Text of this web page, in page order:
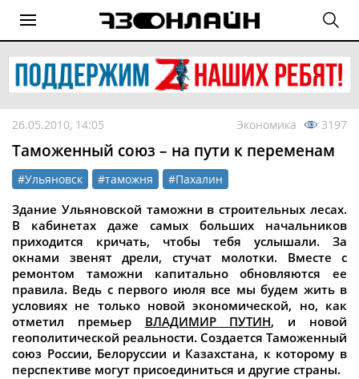
26.05.2010, 14:05 Экономика 3197
Таможенный союз – на пути к переменам
#Ульяновск #таможня #Пахалин
Здание Ульяновской таможни в строительных лесах.
В кабинетах даже самых больших начальников
приходится кричать, чтобы тебя услышали. За
окнами звенят дрели, стучат молотки. Вместе с
ремонтом таможни капитально обновляются ее
правила. Ведь с первого июля все мы будем жить в
условиях не только новой экономической, но, как
отметил премьер ВЛАДИМИР ПУТИН, и новой
геополитической реальности. Создается Таможенный
союз России, Белоруссии и Казахстана, к которому в
перспективе могут присоединиться и другие страны.